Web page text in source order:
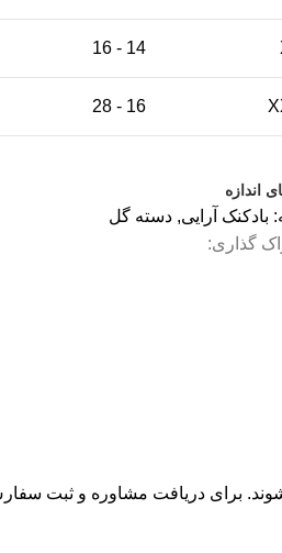
14 - 16
16 - 28
اندازه
بادکنک آرایی, دسته گل
گذاری:
برای دریافت مشاوره و ثبت